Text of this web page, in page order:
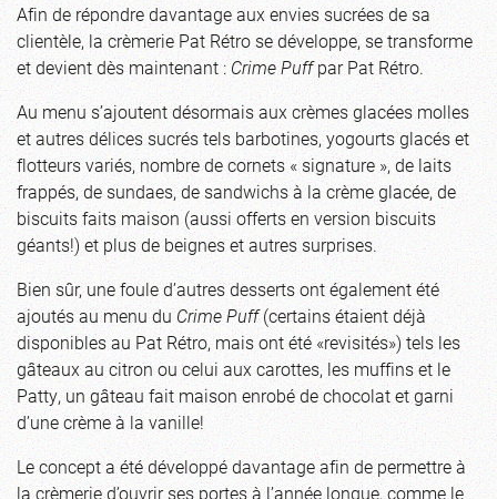
Afin de répondre davantage aux envies sucrées de sa
clientèle, la crèmerie Pat Rétro se développe, se transforme
et devient dès maintenant :Crime Puffpar Pat Rétro.
Au menu s’ajoutent désormais aux crèmes glacées molles
et autres délices sucrés tels barbotines, yogourts glacés et
flotteurs variés, nombre de cornets « signature », de laits
frappés, de sundaes, de sandwichs à la crème glacée, de
biscuits faits maison (aussi offerts en version biscuits
géants!) et plus de beignes et autres surprises.
Bien sûr, une foule d’autres desserts ont également été
ajoutés au menu duCrime Puff(certains étaient déjà
disponibles au Pat Rétro, mais ont été «revisités») tels les
gâteaux au citron ou celui aux carottes, les muffins et le
Patty, un gâteau fait maison enrobé de chocolat et garni
d’une crème à la vanille!
Le concept a été développé davantage afin de permettre à
la crèmerie d’ouvrir ses portes à l’année longue, comme le